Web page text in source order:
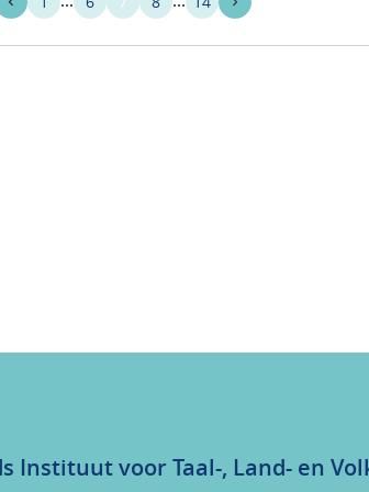
Instituut voor Taal-, Land- en